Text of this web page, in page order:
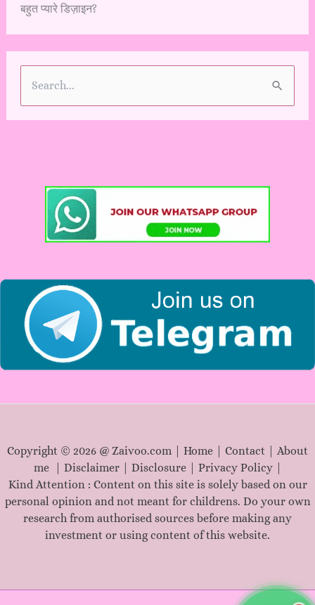
बहुत प्यारे डिज़ाइन?
Copyright © 2026 @ Zaivoo.com | Home Contact
About
me
Disclaimer| Disclosure| Privacy Policy|
Kind Attention : Content on this site is solely based on our
personal opinion and not meant for childrens. Do your own
research from authorised sources before making any
investment or using content of this website.